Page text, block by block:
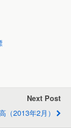
Next Post
（2013年2月）